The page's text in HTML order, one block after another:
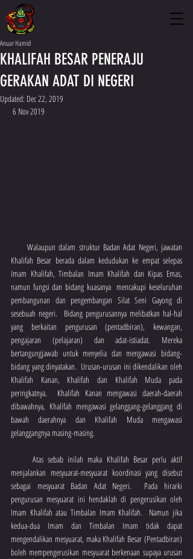
KHALIFAH BESAR PENERAJU
GERAKAN ADAT DI NEGERI
Anuar Hamid
Updated: Dec 22, 2019
6 Nov 2019
Khalifah Besar berada dalam kedudukan ke empat selepas
Imam Khalifah, Timbalan Imam Khalifah dan Kipas Emas,
namun fungsi dan bidang kuasanya  mencakupi keseluruhan
pembangunan dan pengembangan Silat Seni Gayong di
sesebuah negeri.  Bidang pengurusannya melibatkan hal-hal
yang berkaitan pengurusan (pentadbiran), kewangan,
pengajaran (pelajaran) dan adat-istiadat. Mereka
bertangungjawab untuk menyelia dan mengawasi bidang-
bidang yang dinyatakan.  Urusan-urusan ini dikendalikan oleh
Khalifah Kanan, Khalifah dan Khalifah Muda pada
peringkatnya.  Khalifah Kanan mengawasi daerah-daerah
dibawahnya, Khalifah mengawasi gelanggang-gelanggang di
bawah daerahnya dan Khalifah Muda mengawasi
gelanggangnya masing-masing.
menjalankan mesyuarat-mesyuarat koordinasi yang disebut
sebagai mesyuarat Badan Adat Negeri.  Pada hirarki
pengurusan mesyuarat ini hendaklah di pengerusikan oleh
Imam Khalifah atau Timbalan Imam Khalifah.  Namun jika
kedua-dua Imam dan Timbalan Imam tidak dapat
mengendalikan mesyuarat, maka Khalifah Besar (Pentadbiran)
boleh mempengerusikan mesyuarat berkenaan supaya urusan